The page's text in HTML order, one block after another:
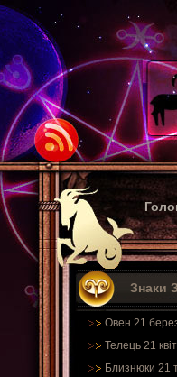
Знаки
Овен 21
Телець 21
Близнюки 21